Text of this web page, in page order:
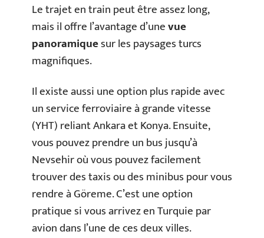
Le trajet en train peut être assez long,
mais il offre l’avantage d’unevue
panoramiquesur les paysages turcs
magnifiques.
Il existe aussi une option plus rapide avec
un service ferroviaire à grande vitesse
(YHT) reliant Ankara et Konya. Ensuite,
vous pouvez prendre un bus jusqu’à
Nevsehir où vous pouvez facilement
trouver des taxis ou des minibus pour vous
rendre à Göreme. C’est une option
pratique si vous arrivez en Turquie par
avion dans l’une de ces deux villes.